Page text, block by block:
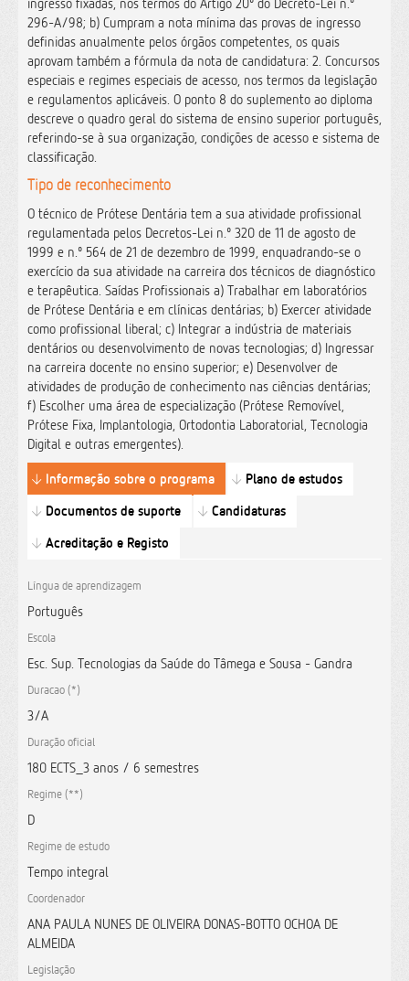
296-A/98; b) Cumpram a nota mínima das provas de ingresso
definidas anualmente pelos órgãos competentes, os quais
aprovam também a fórmula da nota de candidatura: 2. Concursos
especiais e regimes especiais de acesso, nos termos da legislação
e regulamentos aplicáveis. O ponto 8 do suplemento ao diploma
descreve o quadro geral do sistema de ensino superior português,
referindo-se à sua organização, condições de acesso e sistema de
classificação.
Tipo de reconhecimento
O técnico de Prótese Dentária tem a sua atividade profissional
regulamentada pelos Decretos-Lei n.º 320 de 11 de agosto de
1999 e n.º 564 de 21 de dezembro de 1999, enquadrando-se o
exercício da sua atividade na carreira dos técnicos de diagnóstico
e terapêutica. Saídas Profissionais a) Trabalhar em laboratórios
de Prótese Dentária e em clínicas dentárias; b) Exercer atividade
como profissional liberal; c) Integrar a indústria de materiais
dentários ou desenvolvimento de novas tecnologias; d) Ingressar
na carreira docente no ensino superior; e) Desenvolver de
atividades de produção de conhecimento nas ciências dentárias;
f) Escolher uma área de especialização (Prótese Removível,
Prótese Fixa, Implantologia, Ortodontia Laboratorial, Tecnologia
Digital e outras emergentes).
Informação sobre o programa
Plano de estudos
Documentos de suporte
Candidaturas
Acreditação e Registo
Língua de aprendizagem
Português
Escola
Esc. Sup. Tecnologias da Saúde do Tâmega e Sousa - Gandra
Duracao (*)
3/A
Duração oficial
180 ECTS_3 anos / 6 semestres
Regime (**)
D
Regime de estudo
Tempo integral
Coordenador
ANA PAULA NUNES DE OLIVEIRA DONAS-BOTTO OCHOA DE
ALMEIDA
Legislação